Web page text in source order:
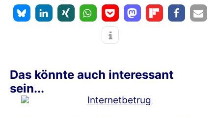
Das könnte auch interessant
sein...